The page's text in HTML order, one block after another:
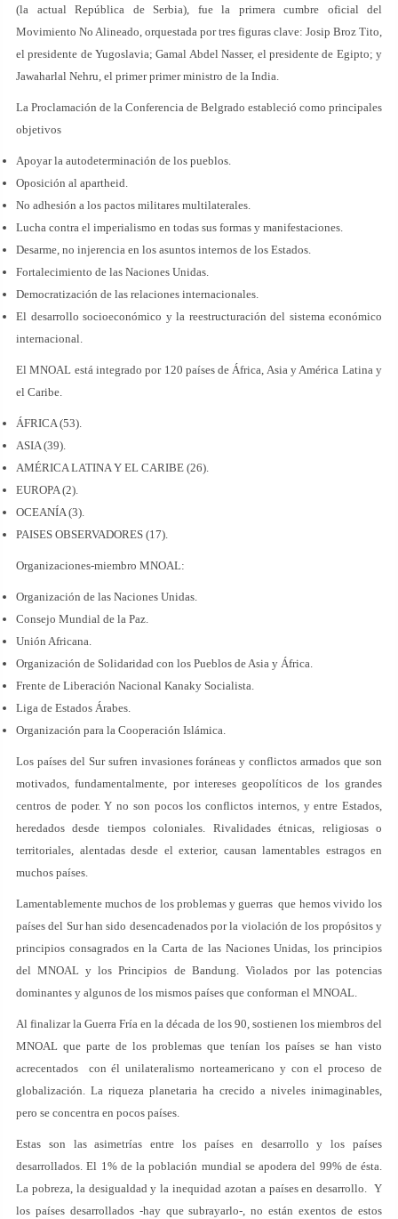
(la actual República de Serbia), fue la primera cumbre oficial del
Movimiento No Alineado, orquestada por tres figuras clave: Josip Broz Tito,
el presidente de Yugoslavia; Gamal Abdel Nasser, el presidente de Egipto; y
Jawaharlal Nehru, el primer primer ministro de la India.
La Proclamación de la Conferencia de Belgrado estableció como principales
objetivos
Apoyar la autodeterminación de los pueblos.
Oposición al apartheid.
No adhesión a los pactos militares multilaterales.
Lucha contra el imperialismo en todas sus formas y manifestaciones.
Desarme, no injerencia en los asuntos internos de los Estados.
Fortalecimiento de las Naciones Unidas.
Democratización de las relaciones internacionales.
El desarrollo socioeconómico y la reestructuración del sistema económico
internacional.
El MNOAL está integrado por 120 países de África, Asia y América Latina y
el Caribe.
ÁFRICA (53).
ASIA (39).
AMÉRICA LATINA Y EL CARIBE (26).
EUROPA (2).
OCEANÍA (3).
PAISES OBSERVADORES (17).
Organizaciones-miembro MNOAL:
Organización de las Naciones Unidas.
Consejo Mundial de la Paz.
Unión Africana.
Organización de Solidaridad con los Pueblos de Asia y África.
Frente de Liberación Nacional Kanaky Socialista.
Liga de Estados Árabes.
Organización para la Cooperación Islámica.
Los países del Sur sufren invasiones foráneas y conflictos armados que son
motivados, fundamentalmente, por intereses geopolíticos de los grandes
centros de poder. Y no son pocos los conflictos internos, y entre Estados,
heredados desde tiempos coloniales. Rivalidades étnicas, religiosas o
territoriales, alentadas desde el exterior, causan lamentables estragos en
muchos países.
Lamentablemente muchos de los problemas y guerras que hemos vivido los
países del Sur han sido desencadenados por la violación de los propósitos y
principios consagrados en la Carta de las Naciones Unidas, los principios
del MNOAL y los Principios de Bandung. Violados por las potencias
dominantes y algunos de los mismos países que conforman el MNOAL.
Al finalizar la Guerra Fría en la década de los 90, sostienen los miembros del
MNOAL que parte de los problemas que tenían los países se han visto
acrecentados con él unilateralismo norteamericano y con el proceso de
globalización. La riqueza planetaria ha crecido a niveles inimaginables,
pero se concentra en pocos países.
Estas son las asimetrías entre los países en desarrollo y los países
desarrollados. El 1% de la población mundial se apodera del 99% de ésta.
La pobreza, la desigualdad y la inequidad azotan a países en desarrollo. Y
los países desarrollados -hay que subrayarlo-, no están exentos de estos